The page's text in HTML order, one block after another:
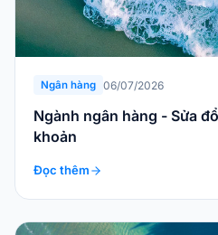
Ngân hàng 06/07/2026
Ngành ngân hàng - Sửa
khoản
Đọc thêm